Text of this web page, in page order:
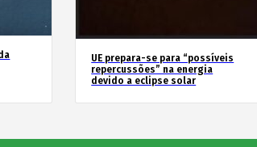
UE prepara-se para “possíveis
repercussões” na energia
devido a eclipse solar